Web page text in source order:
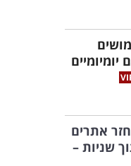
יומיומיים
אתרים
שניות –